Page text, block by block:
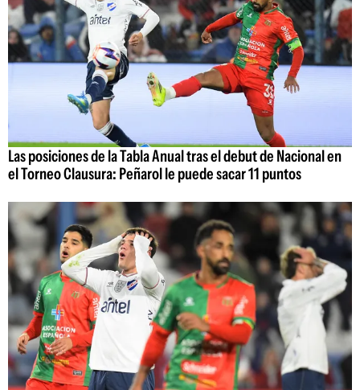
Las posiciones de la Tabla Anual tras el debut de Nacional en
el Torneo Clausura: Peñarol le puede sacar 11 puntos